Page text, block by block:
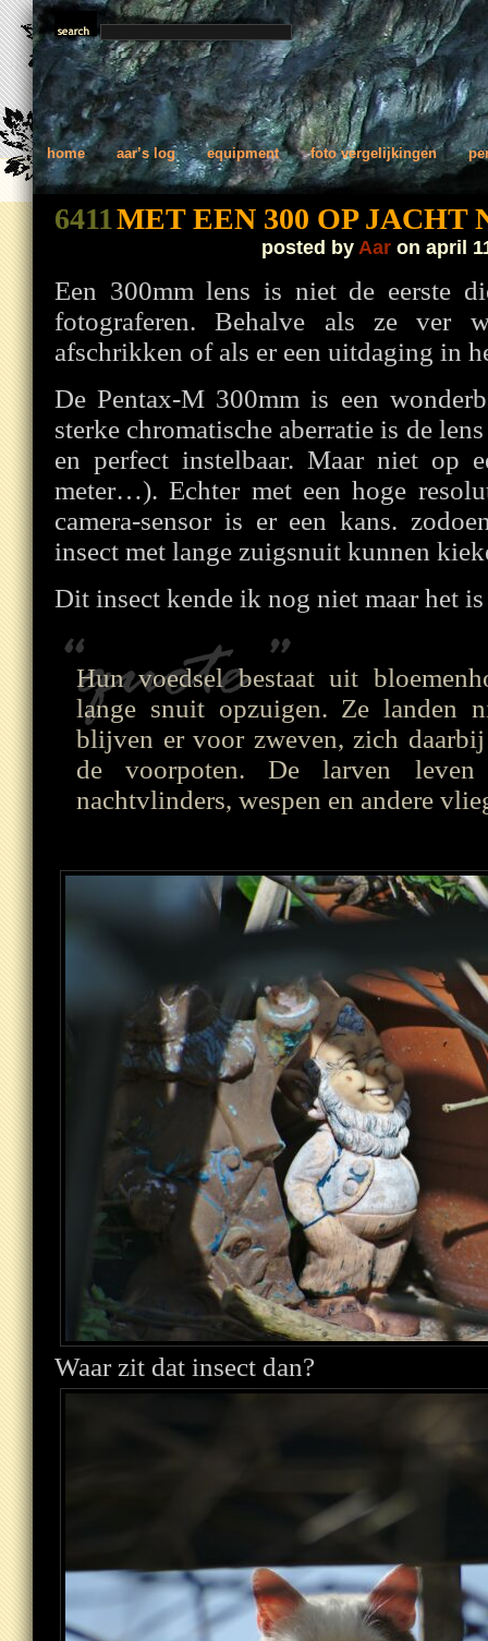
home aar’s log equipment foto vergelijkingen
6411MET EEN 300 OP JACHT
posted by Aar on april
Een 300mm lens is niet de eerste
fotograferen. Behalve als ze ver
afschrikken of als er een uitdaging in
De Pentax-M 300mm is een
sterke chromatische aberratie is de
en perfect instelbaar. Maar niet op
meter…). Echter met een hoge
camera-sensor is er een kans.
insect met lange zuigsnuit kunnen
Dit insect kende ik nog niet maar het
Hun voedsel bestaat uit
lange snuit opzuigen. Ze landen
blijven er voor zweven, zich
de voorpoten. De larven leven
nachtvlinders, wespen en andere
Waar zit dat insect dan?